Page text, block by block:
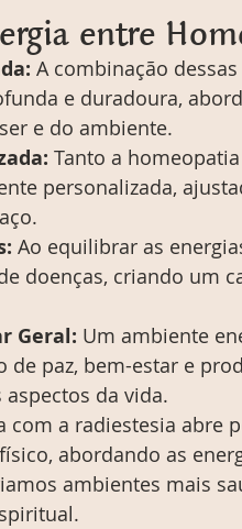
entre
A combinação
e duradoura,
e do ambiente.
Tanto a
personalizada,
Ao equilibrar as
doenças, criando um
Geral: Um ambiente
de paz, bem-estar e
da vida.
com a radiestesia abre
abordando as
ambientes mais